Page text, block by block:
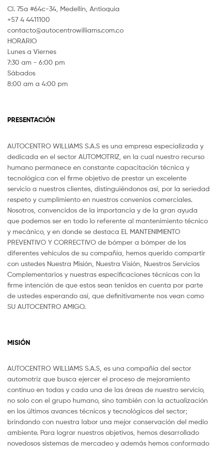
Cl. 75a #64c-34, Medellín, Antioquia
+57 4 4411100
contacto@autocentrowilliams.com.co
HORARIO
Lunes a Viernes
7:30 am - 6:00 pm
Sábados
8:00 am a 4:00 pm
PRESENTACIÓN
AUTOCENTRO WILLIAMS S.A.S es una empresa especializada y
dedicada en el sector AUTOMOTRIZ, en la cual nuestro recurso
humano permanece en constante capacitación técnica y
tecnológica con el firme objetivo de prestar un excelente
servicio a nuestros clientes, distinguiéndonos así, por la seriedad
respeto y cumplimiento en nuestros convenios comerciales.
Nosotros, convencidos de la importancia y de la gran ayuda
que podemos ser en todo lo referente al mantenimiento técnico
y mecánico, y en donde se destaca EL MANTENIMIENTO
PREVENTIVO Y CORRECTIVO de bómper a bómper de los
diferentes vehículos de su compañía, hemos querido compartir
con ustedes Nuestra Misión, Nuestra Visión, Nuestros Servicios
Complementarios y nuestras especificaciones técnicas con la
firme intención de que estos sean tenidos en cuenta por parte
de ustedes esperando así, que definitivamente nos vean como
SU AUTOCENTRO AMIGO.
MISIÓN
AUTOCENTRO WILLIAMS S.A.S, es una compañía del sector
automotriz que busca ejercer el proceso de mejoramiento
continuo en todas y cada una de las áreas de nuestro servicio,
no solo con el grupo humano, sino también con la actualización
en los últimos avances técnicos y tecnológicos del sector;
brindando con nuestra labor una mejor conservación del medio
ambiente. Para lograr nuestros objetivos, hemos desarrollado
novedosos sistemas de mercadeo y además hemos conformado